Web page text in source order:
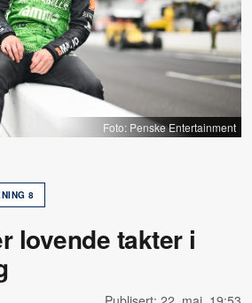
Foto: Penske Entertainment
8
lovende takter i